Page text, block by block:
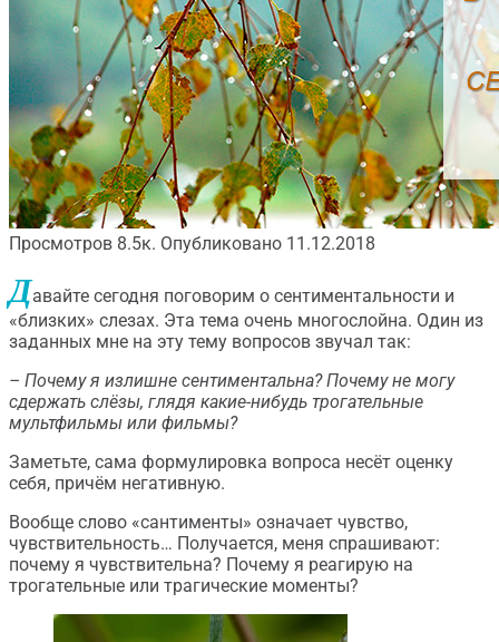
Просмотров 8.5к. Опубликовано 11.12.2018
Давайте сегодня поговорим о сентиментальности и
«близких» слезах. Эта тема очень многослойна. Один из
заданных мне на эту тему вопросов звучал так:
– Почему я излишне сентиментальна? Почему не могу
сдержать слёзы, глядя какие-нибудь трогательные
мультфильмы или фильмы?
Заметьте, сама формулировка вопроса несёт оценку
себя, причём негативную.
Вообще слово «сантименты» означает чувство,
чувствительность… Получается, меня спрашивают:
почему я чувствительна? Почему я реагирую на
трогательные или трагические моменты?